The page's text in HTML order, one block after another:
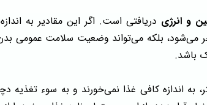
و انرژی دریافتی است. اگر این مقادیر به
می‌شود، بلکه می‌تواند وضعیت سلامت عمومی بدن
باشد.
به اندازه کافی غذا نمی‌خورند و به سوء تغذیه